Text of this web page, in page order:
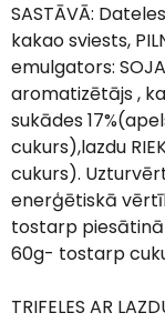
SASTĀVĀ:
kakao sviests,
emulgators:
aromatizētājs ,
sukādes
cukurs),lazdu
cukurs).
enerģētiskā
tostarp
60g- tostarp
TRIFELES AR